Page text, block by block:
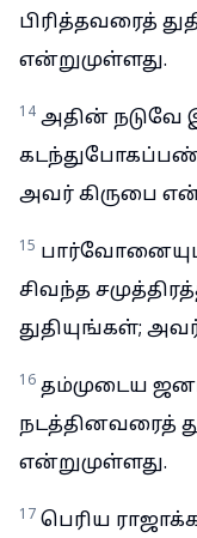
பிரித்தவரைத்
என்றுமுள்ளது.
14 அதின்
அவர் கிருபை
15
சிவந்த
துதியுங்கள்;
16 தம்முடைய
நடத்தினவரைத்
என்றுமுள்ளது.
17 பெரிய